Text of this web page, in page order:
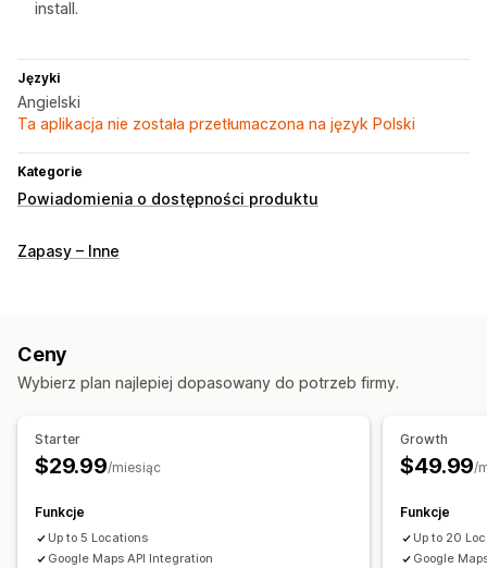
install.
Języki
Angielski
Ta aplikacja nie została przetłumaczona na język Polski
Kategorie
Powiadomienia o dostępności produktu
Zapasy – Inne
Ceny
Wybierz plan najlepiej dopasowany do potrzeb firmy.
Starter
$29.99/miesiąc
Funkcje
Up to 5 Locations
Google Maps API Integration
Growth
$49.99/
Funkcje
Up to 20
Google